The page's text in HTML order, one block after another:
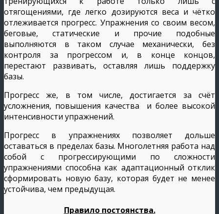
отягощениями, где легко дозируются веса и чётко
отлеживается прогресс. Упражнения со своим весом,
беговые, статические и прочие подобные
выполняются в таком случае механически, без
контроля за прогрессом и, в конце концов,
перестают развивать, оставляя лишь поддержку
базы.
Прогресс же, в том числе, достигается за счёт
усложнения, повышения качества и более высокой
интенсивности упражнений.
Прогресс в упражнениях позволяет дольше
оставаться в пределах базы. Многолетняя работа над
собой с прогрессирующими по сложности
упражнениями способна как адаптационный отклик
сформировать новую базу, которая будет не менее
устойчива, чем предыдущая.
Правило постоянства.